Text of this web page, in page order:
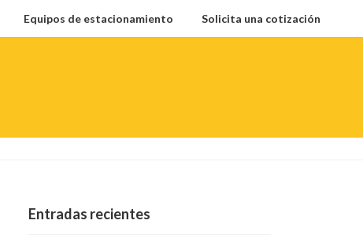
Equipos de estacionamiento Solicita una cotización
Entradas recientes